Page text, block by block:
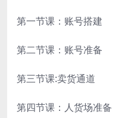
第一节课：账号搭建
第二节课：账号准备
第三节课:卖货通道
第四节课：人货场准备